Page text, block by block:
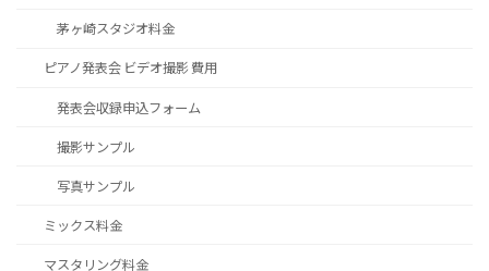
茅ヶ崎スタジオ料金
ピアノ発表会 ビデオ撮影 費用
発表会収録申込フォーム
撮影サンプル
写真サンプル
ミックス料金
マスタリング料金